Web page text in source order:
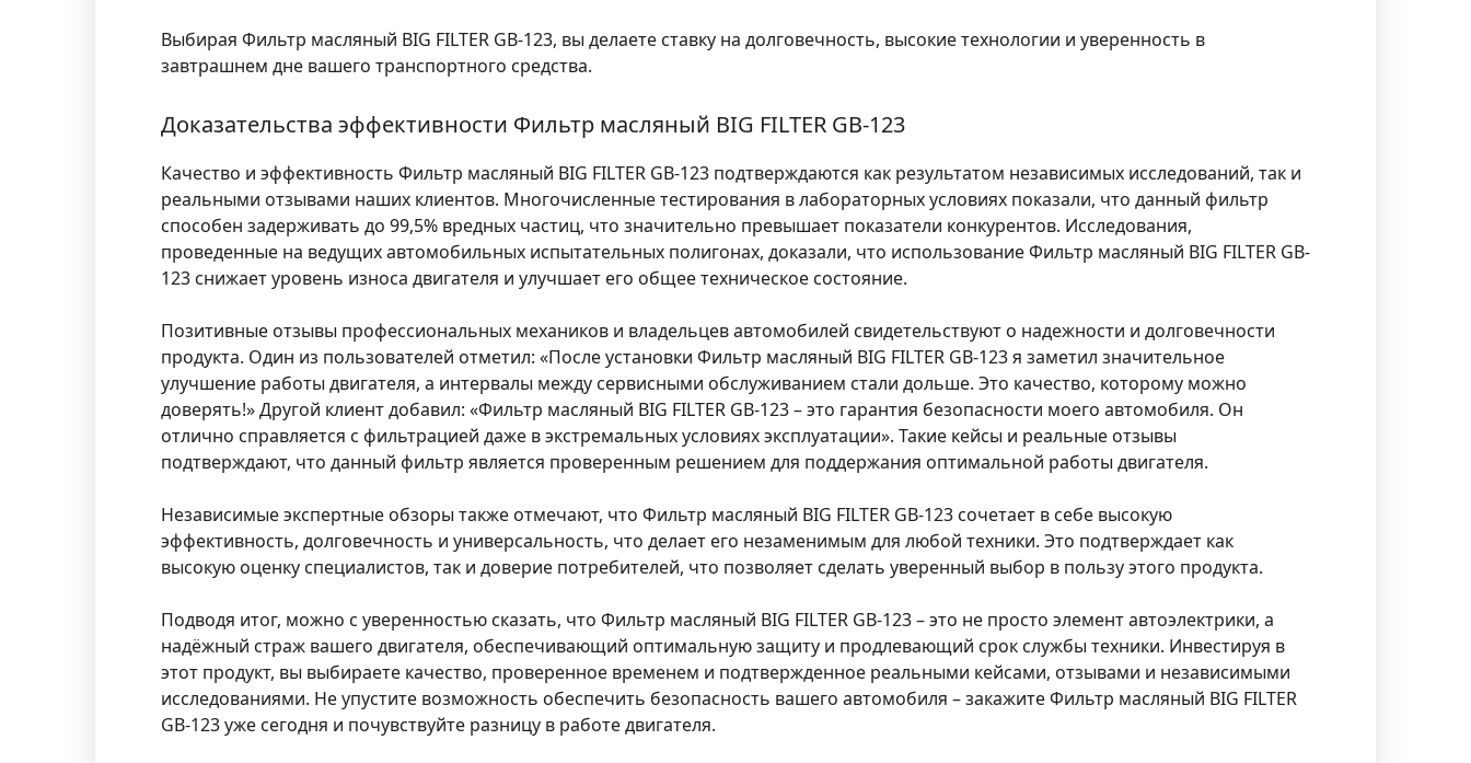
Выбирая Фильтр масляный BIG FILTER GB-123, вы делаете ставку на долговечность, высокие технологии и уверенность в
завтрашнем дне вашего транспортного средства.
Доказательства эффективности Фильтр масляный BIG FILTER GB-123
Качество и эффективность Фильтр масляный BIG FILTER GB-123 подтверждаются как результатом независимых исследований, так и
реальными отзывами наших клиентов. Многочисленные тестирования в лабораторных условиях показали, что данный фильтр
способен задерживать до 99,5% вредных частиц, что значительно превышает показатели конкурентов. Исследования,
проведенные на ведущих автомобильных испытательных полигонах, доказали, что использование Фильтр масляный BIG FILTER GB-
123 снижает уровень износа двигателя и улучшает его общее техническое состояние.
Позитивные отзывы профессиональных механиков и владельцев автомобилей свидетельствуют о надежности и долговечности
продукта. Один из пользователей отметил: «После установки Фильтр масляный BIG FILTER GB-123 я заметил значительное
улучшение работы двигателя, а интервалы между сервисными обслуживанием стали дольше. Это качество, которому можно
доверять!» Другой клиент добавил: «Фильтр масляный BIG FILTER GB-123 – это гарантия безопасности моего автомобиля. Он
отлично справляется с фильтрацией даже в экстремальных условиях эксплуатации». Такие кейсы и реальные отзывы
подтверждают, что данный фильтр является проверенным решением для поддержания оптимальной работы двигателя.
Независимые экспертные обзоры также отмечают, что Фильтр масляный BIG FILTER GB-123 сочетает в себе высокую
эффективность, долговечность и универсальность, что делает его незаменимым для любой техники. Это подтверждает как
высокую оценку специалистов, так и доверие потребителей, что позволяет сделать уверенный выбор в пользу этого продукта.
Подводя итог, можно с уверенностью сказать, что Фильтр масляный BIG FILTER GB-123 – это не просто элемент автоэлектрики, а
надёжный страж вашего двигателя, обеспечивающий оптимальную защиту и продлевающий срок службы техники. Инвестируя в
этот продукт, вы выбираете качество, проверенное временем и подтвержденное реальными кейсами, отзывами и независимыми
исследованиями. Не упустите возможность обеспечить безопасность вашего автомобиля – закажите Фильтр масляный BIG FILTER
GB-123 уже сегодня и почувствуйте разницу в работе двигателя.